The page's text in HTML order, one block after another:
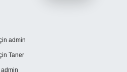
admin
Taner
admin